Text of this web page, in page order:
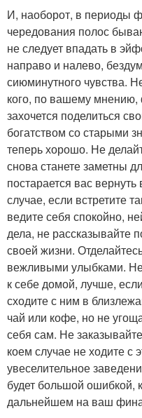
И, наоборот, в периоды
чередования полос
не следует впадать в
направо и налево,
сиюминутного чувства.
кого, по вашему
захочется поделиться
богатством со старыми
теперь хорошо. Не
снова станете заметны
постарается вас
случае, если встретите
ведите себя спокойно,
дела, не рассказывайте
своей жизни.
вежливыми улыбками. Не
к себе домой, лучше,
сходите с ним в
чай или кофе, но не
себя сам. Не
коем случае не ходите с
увеселительное
будет большой ошибкой,
дальнейшем на ваш